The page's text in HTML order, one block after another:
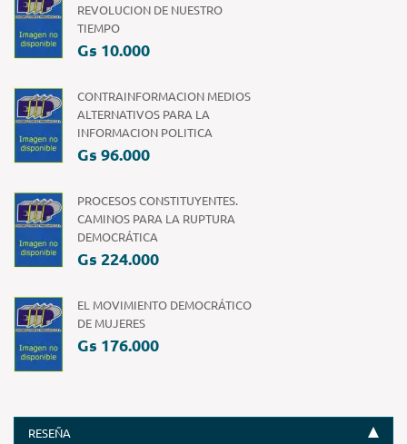
REVOLUCION DE NUESTRO
TIEMPO
Gs 10.000
CONTRAINFORMACION MEDIOS
ALTERNATIVOS PARA LA
INFORMACION POLITICA
Gs 96.000
PROCESOS CONSTITUYENTES.
CAMINOS PARA LA RUPTURA
DEMOCRÁTICA
Gs 224.000
EL MOVIMIENTO DEMOCRÁTICO
DE MUJERES
Gs 176.000
RESEÑA